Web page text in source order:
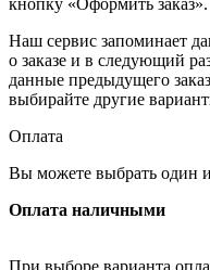
кнопку «Оформить заказ».
Наш сервис запоминает
о заказе и в следующий
данные предыдущего
выбирайте другие
Оплата
Вы можете выбрать один
Оплата наличными